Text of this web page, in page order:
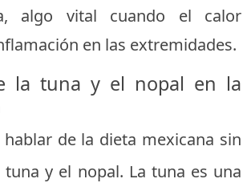
algo vital cuando el calor
en las extremidades.
la tuna y el nopal en la
de la dieta mexicana sin
y el nopal. La tuna es una